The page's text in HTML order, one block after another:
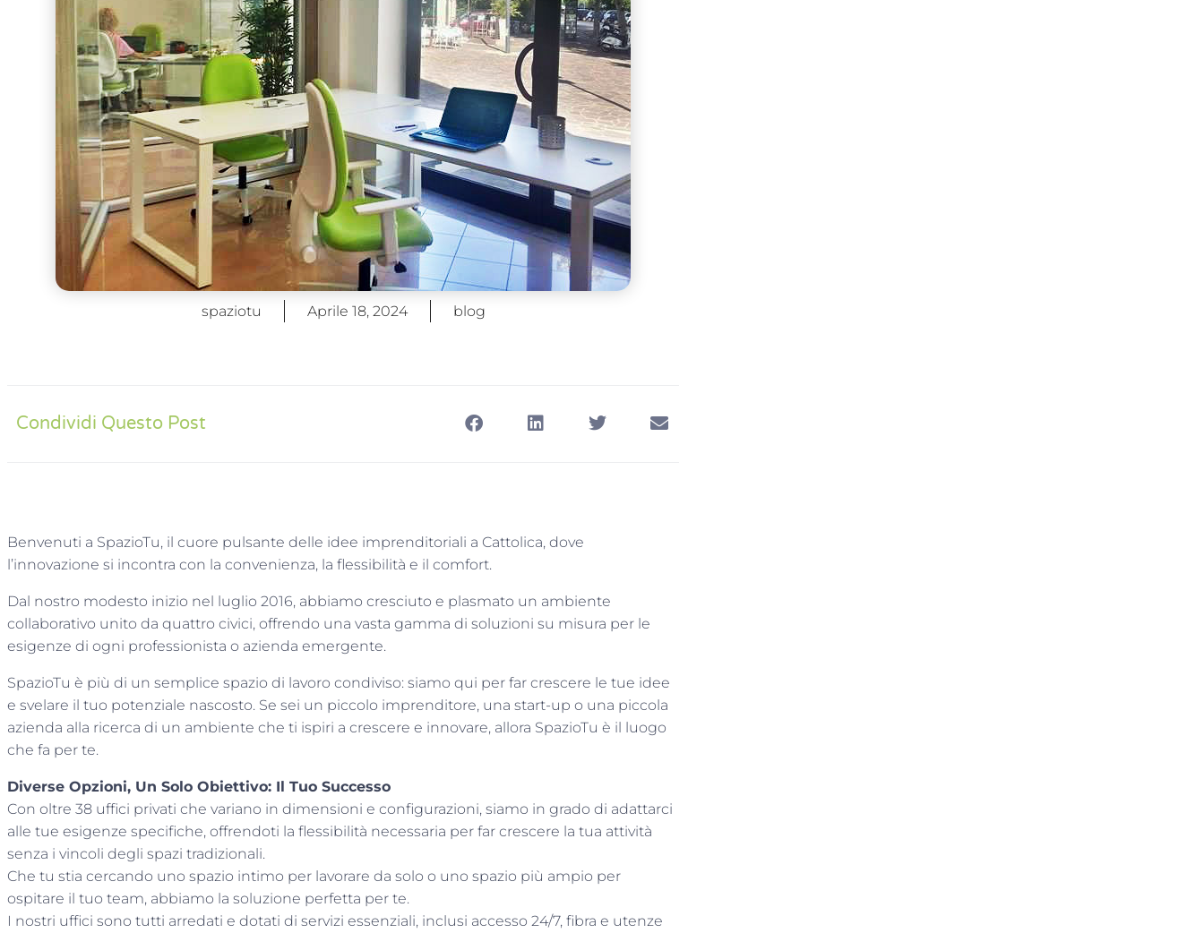
spaziotu Aprile 18, 2024 blog
Condividi Questo Post
Benvenuti a SpazioTu, il cuore pulsante delle idee imprenditoriali a Cattolica, dove
l’innovazione si incontra con la convenienza, la flessibilità e il comfort.
Dal nostro modesto inizio nel luglio 2016, abbiamo cresciuto e plasmato un ambiente
collaborativo unito da quattro civici, offrendo una vasta gamma di soluzioni su misura per le
esigenze di ogni professionista o azienda emergente.
SpazioTu è più di un semplice spazio di lavoro condiviso: siamo qui per far crescere le tue idee
e svelare il tuo potenziale nascosto. Se sei un piccolo imprenditore, una start-up o una piccola
azienda alla ricerca di un ambiente che ti ispiri a crescere e innovare, allora SpazioTu è il luogo
che fa per te.
Diverse Opzioni, Un Solo Obiettivo: Il Tuo Successo
Con oltre 38 uffici privati che variano in dimensioni e configurazioni, siamo in grado di adattarci
alle tue esigenze specifiche, offrendoti la flessibilità necessaria per far crescere la tua attività
senza i vincoli degli spazi tradizionali.
Che tu stia cercando uno spazio intimo per lavorare da solo o uno spazio più ampio per
ospitare il tuo team, abbiamo la soluzione perfetta per te.
I nostri uffici sono tutti arredati e dotati di servizi essenziali, inclusi accesso 24/7, fibra e utenze